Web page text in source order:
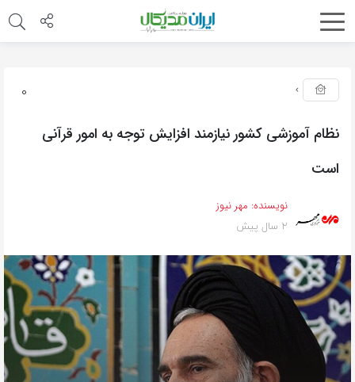
0
نظام آموزشی کشور نیازمند افزایش توجه به امور قرآنی
است
نویسنده: مهر نیوز
2 سال پیش